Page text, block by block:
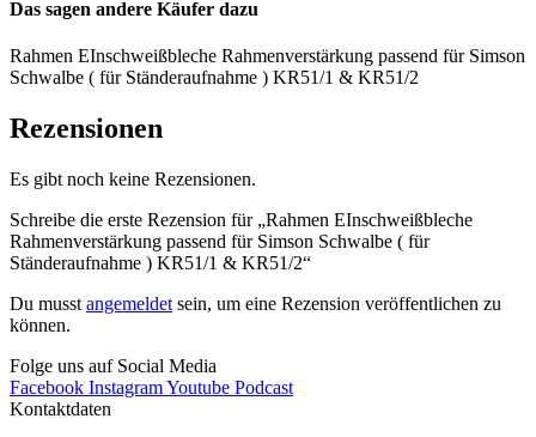
Das sagen andere Käufer dazu
Rahmen EInschweißbleche Rahmenverstärkung passend für Simson
Schwalbe ( für Ständeraufnahme ) KR51/1 & KR51/2
Rezensionen
Es gibt noch keine Rezensionen.
Schreibe die erste Rezension für „Rahmen EInschweißbleche
Rahmenverstärkung passend für Simson Schwalbe ( für
Ständeraufnahme ) KR51/1 & KR51/2“
Du musst angemeldet sein, um eine Rezension veröffentlichen zu
können.
Folge uns auf Social Media
Facebook InstagramYoutube Podcast
Kontaktdaten